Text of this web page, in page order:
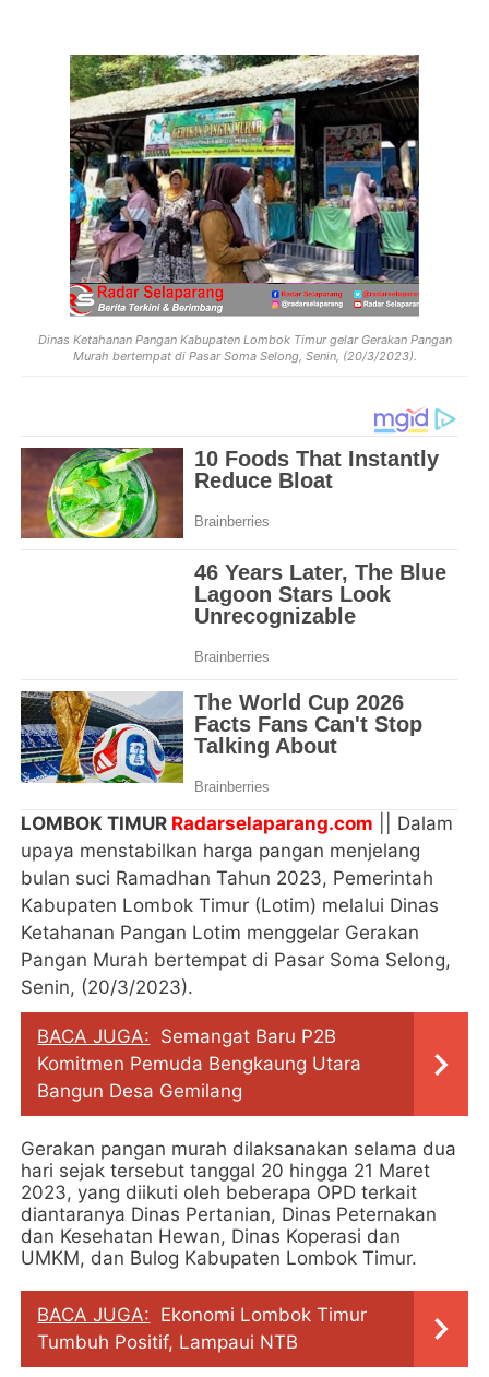
Dinas Ketahanan Pangan Kabupaten Lombok Timur gelar Gerakan Pangan
Murah bertempat di Pasar Soma Selong, Senin, (20/3/2023).
LOMBOK TIMUR Radarselaparang.com || Dalam
upaya menstabilkan harga pangan menjelang
bulan suci Ramadhan Tahun 2023, Pemerintah
Kabupaten Lombok Timur (Lotim) melalui Dinas
Ketahanan Pangan Lotim menggelar Gerakan
Pangan Murah bertempat di Pasar Soma Selong,
Senin, (20/3/2023).
BACA JUGA: Semangat Baru P2B
Komitmen Pemuda Bengkaung Utara
Bangun Desa Gemilang
Gerakan pangan murah dilaksanakan selama dua
hari sejak tersebut tanggal 20 hingga 21 Maret
2023, yang diikuti oleh beberapa OPD terkait
diantaranya Dinas Pertanian, Dinas Peternakan
dan Kesehatan Hewan, Dinas Koperasi dan
UMKM, dan Bulog Kabupaten Lombok Timur.
BACA JUGA: Ekonomi Lombok Timur
Tumbuh Positif, Lampaui NTB